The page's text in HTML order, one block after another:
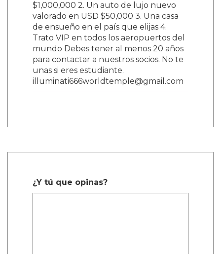
$1,000,000 2. Un auto de lujo nuevo
valorado en USD $50,000 3. Una casa
de ensueño en el país que elijas 4.
Trato VIP en todos los aeropuertos del
mundo Debes tener al menos 20 años
para contactar a nuestros socios. No te
unas si eres estudiante.
illuminati666worldtemple@gmail.com
¿Y tú que opinas?